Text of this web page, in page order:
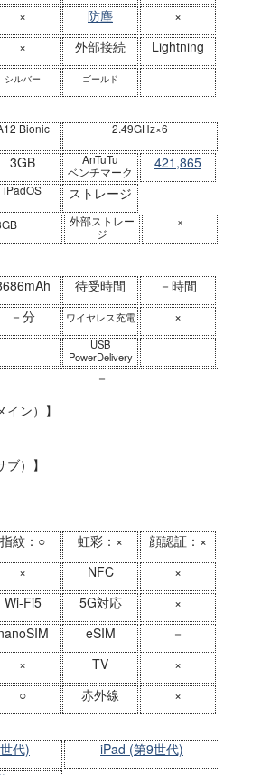
× 防塵
×
× 外部接続 Lightning
シルバー ゴールド
Bionic 2.49GHz×6
3GB
AnTuTu
ベンチマーク
421,865
iPadOS ストレージ
外部ストレー
ジ
×
待受時間
－時間
－分 ワイヤレス充電 ×
-
USB
PowerDelivery
-
－
イン）】
ブ）】
指紋：○ 虹彩：×
顔認証：×
× NFC
×
Wi-Fi5 5G対応
×
eSIM
－
× TV
×
○ 赤外線
×
代)
iPad (第9世代)